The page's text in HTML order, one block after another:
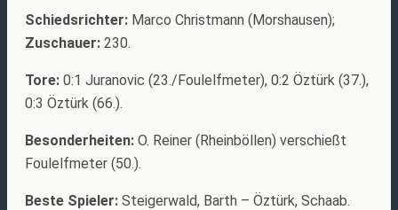
Schiedsrichter: Marco Christmann (Morshausen);
Zuschauer: 230.
Tore: 0:1 Juranovic (23./Foulelfmeter), 0:2 Öztürk (37.),
0:3 Öztürk (66.).
Besonderheiten: O. Reiner (Rheinböllen) verschießt
Foulelfmeter (50.).
Beste Spieler: Steigerwald, Barth – Öztürk, Schaab.